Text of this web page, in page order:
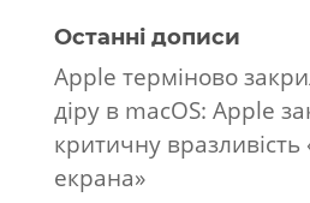
Останні дописи
Apple терміново
діру в macOS: Apple
критичну вразливість
екрана»